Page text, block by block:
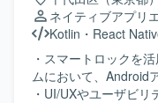
ーザーが属する業界
発業務をこなすだけで
に当事者意識を持ち
ダンな技術とリアル
留まらない、 実際の
ネイティブアプリ
Kotlin ・ React
・スマートロックを
ムにおいて、Android
・UI/UXやユーザビ